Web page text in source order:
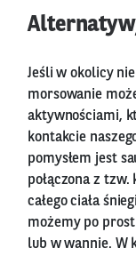
Jeśli w okolicy
morsowanie
aktywnościami,
kontakcie
pomysłem jest
połączona z
całego ciała
możemy po
lub w wannie. W